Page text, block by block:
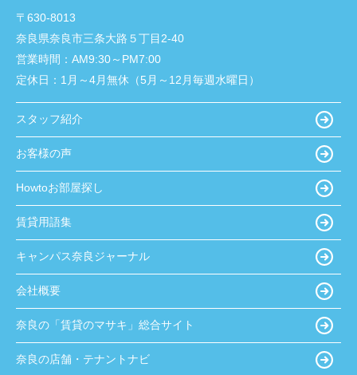
〒630-8013
奈良県奈良市三条大路５丁目2-40
営業時間： AM9:30～PM7:00
定休日： 1月～4月無休（5月～12月毎週水曜日）
スタッフ紹介
お客様の声
Howtoお部屋探し
賃貸用語集
キャンパス奈良ジャーナル
会社概要
奈良の「賃貸のマサキ」総合サイト
奈良の店舗・テナントナビ